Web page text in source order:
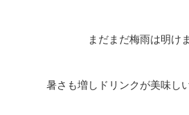
まだまだ梅雨は明け
暑さも増しドリンクが美味し